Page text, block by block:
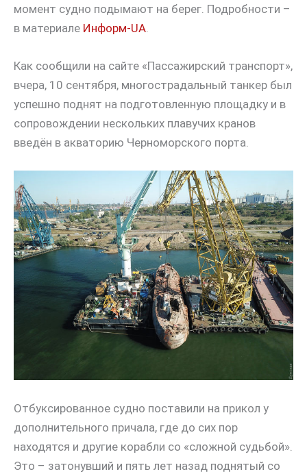
момент судно подымают на берег. Подробности –
в материале Информ-UA
Как сообщили на сайте «Пассажирский транспорт»,
вчера, 10 сентября, многострадальный танкер был
успешно поднят на подготовленную площадку и в
сопровождении нескольких плавучих кранов
введён в акваторию Черноморского порта.
Отбуксированное судно поставили на прикол у
дополнительного причала, где до сих пор
находятся и другие корабли со «сложной судьбой».
Это – затонувший и пять лет назад поднятый со